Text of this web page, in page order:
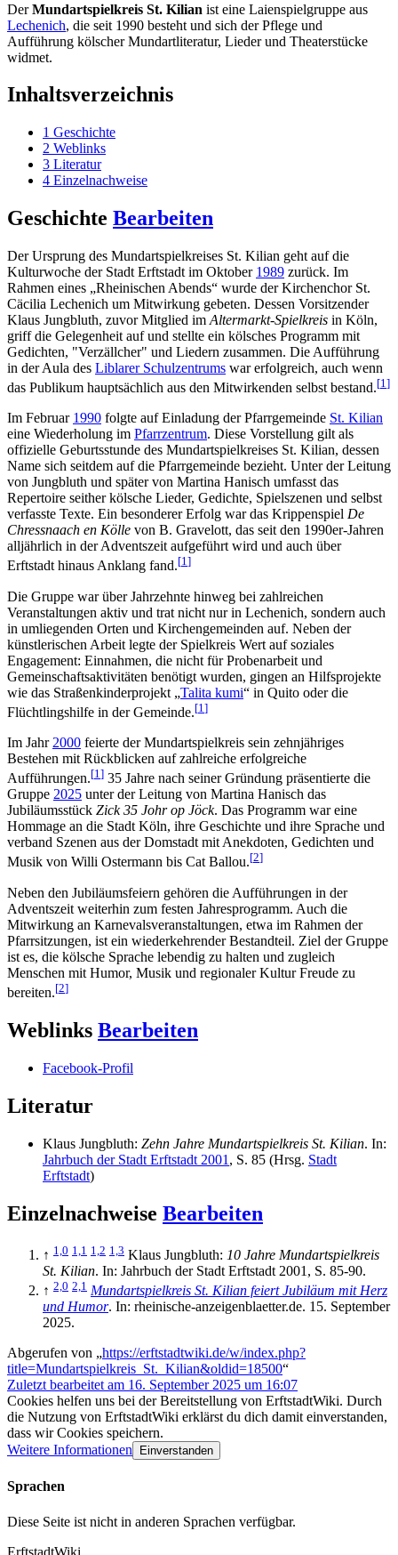
DerMundartspielkreis St. Kilian ist eine Laienspielgruppe aus
Lechenich, die seit 1990 besteht und sich der Pflege und
Aufführung kölscher Mundartliteratur, Lieder und Theaterstücke
widmet.
Inhaltsverzeichnis
1 Geschichte
2 Weblinks
3 Literatur
4 Einzelnachweise
Geschichte Bearbeiten
Der Ursprung des Mundartspielkreises St. Kilian geht auf die
Kulturwoche der Stadt Erftstadt im Oktober 1989 zurück. Im
Rahmen eines „Rheinischen Abends“ wurde der Kirchenchor St.
Cäcilia Lechenich um Mitwirkung gebeten. Dessen Vorsitzender
Klaus Jungbluth, zuvor Mitglied im Altermarkt-Spielkreis in Köln,
griff die Gelegenheit auf und stellte ein kölsches Programm mit
Gedichten, "Verzällcher" und Liedern zusammen. Die Aufführung
in der Aula des Liblarer Schulzentrums war erfolgreich, auch wenn
das Publikum hauptsächlich aus den Mitwirkenden selbst bestand.[1]
Im Februar 1990 folgte auf Einladung der Pfarrgemeinde St. Kilian
eine Wiederholung im Pfarrzentrum. Diese Vorstellung gilt als
offizielle Geburtsstunde des Mundartspielkreises St. Kilian, dessen
Name sich seitdem auf die Pfarrgemeinde bezieht. Unter der Leitung
von Jungbluth und später von Martina Hanisch umfasst das
Repertoire seither kölsche Lieder, Gedichte, Spielszenen und selbst
verfasste Texte. Ein besonderer Erfolg war das Krippenspiel De
Chressnaach en Kölle von B. Gravelott, das seit den 1990er-Jahren
alljährlich in der Adventszeit aufgeführt wird und auch über
Erftstadt hinaus Anklang fand.[1]
Die Gruppe war über Jahrzehnte hinweg bei zahlreichen
Veranstaltungen aktiv und trat nicht nur in Lechenich, sondern auch
in umliegenden Orten und Kirchengemeinden auf. Neben der
künstlerischen Arbeit legte der Spielkreis Wert auf soziales
Engagement: Einnahmen, die nicht für Probenarbeit und
Gemeinschaftsaktivitäten benötigt wurden, gingen an Hilfsprojekte
wie das Straßenkinderprojekt „Talita kumi“ in Quito oder die
Flüchtlingshilfe in der Gemeinde.[1 ]
Im Jahr 2000 feierte der Mundartspielkreis sein zehnjähriges
Bestehen mit Rückblicken auf zahlreiche erfolgreiche
Aufführungen.[1] 35 Jahre nach seiner Gründung präsentierte die
Gruppe 2025 unter der Leitung von Martina Hanisch das
Jubiläumsstück Zick 35 Johr op Jöck. Das Programm war eine
Hommage an die Stadt Köln, ihre Geschichte und ihre Sprache und
verband Szenen aus der Domstadt mit Anekdoten, Gedichten und
Musik von Willi Ostermann bis Cat Ballou.[2]
Neben den Jubiläumsfeiern gehören die Aufführungen in der
Adventszeit weiterhin zum festen Jahresprogramm. Auch die
Mitwirkung an Karnevalsveranstaltungen, etwa im Rahmen der
Pfarrsitzungen, ist ein wiederkehrender Bestandteil. Ziel der Gruppe
ist es, die kölsche Sprache lebendig zu halten und zugleich
Menschen mit Humor, Musik und regionaler Kultur Freude zu
bereiten.[2]
Weblinks Bearbeiten
Facebook-Profil
Literatur
Klaus Jungbluth: Zehn Jahre Mundartspielkreis St. Kilian. In:
Jahrbuch der Stadt Erftstadt 2001 , S. 85 (Hrsg. Stadt
Erftstadt)
Einzelnachweise Bearbeiten
↑ 1,0 1,1 1,2 1,3 Klaus Jungbluth: 10 Jahre Mundartspielkreis
St. Kilian. In: Jahrbuch der Stadt Erftstadt 2001, S. 85-90.
↑ 2,0 2,1 Mundartspielkreis St. Kilian feiert Jubiläum mit Herz
und Humor. In: rheinische-anzeigenblaetter.de. 15. September
2025.
Abgerufen von „https://erftstadtwiki.de/w/index.php?
title=Mundartspielkreis_St._Kilian&oldid=18500“
Zuletzt bearbeitet am 16. September 2025 um 16:07
Cookies helfen uns bei der Bereitstellung von ErftstadtWiki. Durch
die Nutzung von ErftstadtWiki erklärst du dich damit einverstanden,
dass wir Cookies speichern.
Weitere Informationen
Einverstanden
Sprachen
Diese Seite ist nicht in anderen Sprachen verfügbar.
ErftstadtWiki